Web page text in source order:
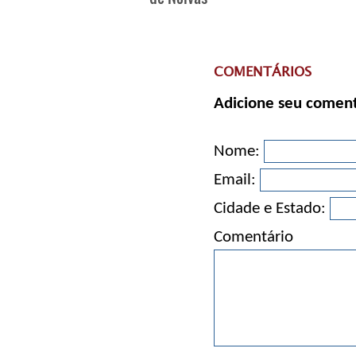
COMENTÁRIOS
Adicione seu
Nome:
Email:
Cidade e Estado:
Comentário